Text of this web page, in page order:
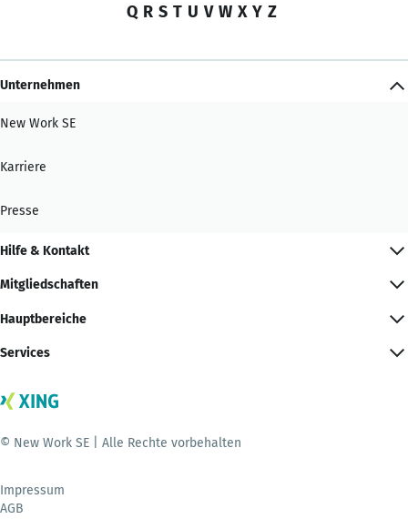
Q R S T U V W X Y Z
Unternehmen
New Work SE
Karriere
Presse
Hilfe & Kontakt
Mitgliedschaften
Hauptbereiche
Services
© New Work SE | Alle Rechte vorbehalten
Impressum
AGB